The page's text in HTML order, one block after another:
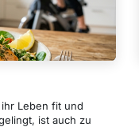
Leben fit und
ist auch zu